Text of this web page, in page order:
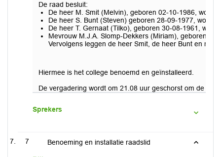
De raad besluit:
De heer M. Smit (Melvin), geboren 02-10-1986,
De heer S. Bunt (Steven) geboren 28-09-1977,
De heer T. Gernaat (Tilko), geboren 30-08-1961,
Mevrouw M.J.A. Slomp-Dekkers (Miriam), geboren
Vervolgens leggen de heer Smit, de heer Bunt en
Hiermee is het college benoemd en geïnstalleerd.
De vergadering wordt om 21.08 uur geschorst om de
Sprekers
7 Benoeming en installatie raadslid